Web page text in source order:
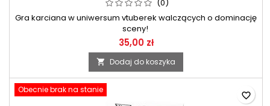
(0)
Gra karciana w uniwersum vtuberek walczących o dominację
sceny!
35,00 zł
 Dodaj do koszyka
Obecnie brak na stanie
favorite_border